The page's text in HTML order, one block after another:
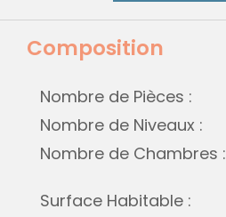
Composition
Nombre de Pièces :
Nombre de Niveaux :
Nombre de Chambres :
Surface Habitable :